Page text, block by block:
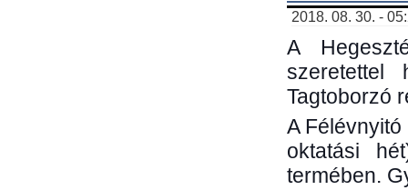
2018. 08. 30. -
A
szeretettel
Tagtoborzó
A
oktatási
termében.